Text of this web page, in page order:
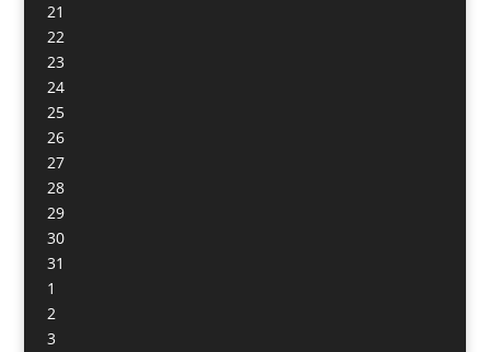
21
22
23
24
25
26
27
28
29
30
31
1
2
3